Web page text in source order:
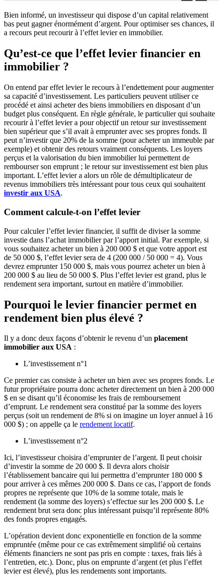
Bien informé, un investisseur qui dispose d’un capital relativement
bas peut gagner énormément d’argent. Pour optimiser ses chances, il
a recours peut recourir à l’effet levier en immobilier.
Qu’est-ce que l’effet levier financier en
immobilier ?
On entend par effet levier le recours à l’endettement pour augmenter
sa capacité d’investissement. Les particuliers peuvent utiliser ce
procédé et ainsi acheter des biens immobiliers en disposant d’un
budget plus conséquent. En règle générale, le particulier qui souhaite
recourir à l’effet levier a pour objectif un retour sur investissement
bien supérieur que s’il avait à emprunter avec ses propres fonds. Il
peut n’investir que 20% de la somme (pour acheter un immeuble par
exemple) et obtenir des retours vraiment conséquents. Les loyers
perçus et la valorisation du bien immobilier lui permettent de
rembourser son emprunt ; le retour sur investissement est bien plus
important. L’effet levier a alors un rôle de démultiplicateur de
revenus immobiliers très intéressant pour tous ceux qui souhaitent
investir aux USA.
Comment calcule-t-on l’effet levier
Pour calculer l’effet levier financier, il suffit de diviser la somme
investie dans l’achat immobilier par l’apport initial. Par exemple, si
vous souhaitez acheter un bien à 200 000 $ et que votre apport est
de 50 000 $, l’effet levier sera de 4 (200 000 / 50 000 = 4). Vous
devrez emprunter 150 000 $, mais vous pourrez acheter un bien à
200 000 $ au lieu de 50 000 $. Plus l’effet levier est grand, plus le
rendement sera important, surtout en matière d’immobilier.
Pourquoi le levier financier permet en
rendement bien plus élevé ?
Il y a donc deux façons d’obtenir le revenu d’un placement
immobilier aux USA :
L’investissement n°1
Ce premier cas consiste à acheter un bien avec ses propres fonds. Le
futur propriétaire pourra donc acheter directement un bien à 200 000
$ en se disant qu’il économise les frais de remboursement
d’emprunt. Le rendement sera constitué par la somme des loyers
perçus (soit un rendement de 8% si on imagine un loyer annuel à 16
000 $) ; on appelle ça le rendement locatif.
L’investissement n°2
Ici, l’investisseur choisira d’emprunter de l’argent. Il peut choisir
d’investir la somme de 20 000 $. Il devra alors choisir
l’établissement bancaire qui lui permettra d’emprunter 180 000 $
pour arriver à ces mêmes 200 000 $. Dans ce cas, l’apport de fonds
propres ne représente que 10% de la somme totale, mais le
rendement (la somme des loyers) s’effectue sur les 200 000 $. Le
rendement brut sera donc plus intéressant puisqu’il représente 80%
des fonds propres engagés.
L’opération devient donc exponentielle en fonction de la somme
empruntée (même pour ce cas extrêmement simplifié où certains
éléments financiers ne sont pas pris en compte : taxes, frais liés à
l’entretien, etc.). Donc, plus on emprunte d’argent (et plus l’effet
levier est élevé), plus les rendements sont importants.